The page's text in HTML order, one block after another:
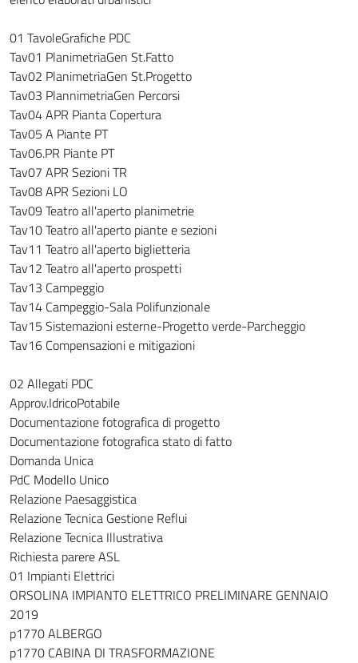
01 TavoleGrafiche PDC
Tav01 PlanimetriaGen St.Fatto
Tav02 PlanimetriaGen St.Progetto
Tav03 PlannimetriaGen Percorsi
Tav04 APR Pianta Copertura
Tav05 A Piante PT
Tav06.PR Piante PT
Tav07 APR Sezioni TR
Tav08 APR Sezioni LO
Tav09 Teatro all'aperto planimetrie
Tav10 Teatro all'aperto piante e sezioni
Tav11 Teatro all'aperto biglietteria
Tav12 Teatro all'aperto prospetti
Tav13 Campeggio
Tav14 Campeggio-Sala Polifunzionale
Tav15 Sistemazioni esterne-Progetto verde-Parcheggio
Tav16 Compensazioni e mitigazioni
02 Allegati PDC
Approv.IdricoPotabile
Documentazione fotografica di progetto
Documentazione fotografica stato di fatto
Domanda Unica
PdC Modello Unico
Relazione Paesaggistica
Relazione Tecnica Gestione Reflui
Relazione Tecnica Illustrativa
Richiesta parere ASL
01 Impianti Elettrici
ORSOLINA IMPIANTO ELETTRICO PRELIMINARE GENNAIO
2019
p1770 ALBERGO
p1770 CABINA DI TRASFORMAZIONE